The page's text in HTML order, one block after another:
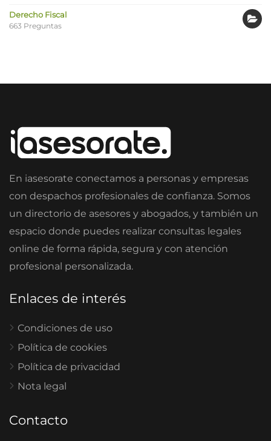
Derecho Fiscal
663 Preguntas
En iasesorate conectamos a personas y empresas
con despachos profesionales de confianza. Somos
un directorio de asesores y abogados, y también un
espacio donde puedes realizar consultas legales
online de forma rápida, segura y con atención
profesional personalizada.
Enlaces de interés
Condiciones de uso
Política de cookies
Política de privacidad
Nota legal
Contacto